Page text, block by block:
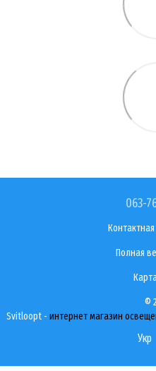
063-
Полная
©
Svitloopt - интернет магазин
Укр